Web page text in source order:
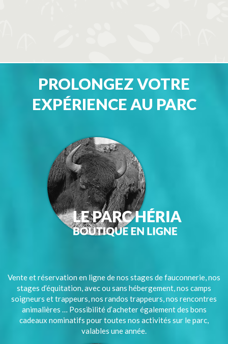
PROLONGEZ VOTRE
EXPÉRIENCE AU PARC
Vente et réservation en ligne de nos stages de fauconnerie, nos
stages d’équitation, avec ou sans hébergement, nos camps
soigneurs et trappeurs, nos randos trappeurs, nos rencontres
animalières … Possibilité d’acheter également des bons
cadeaux nominatifs pour toutes nos activités sur le parc,
valables une année.